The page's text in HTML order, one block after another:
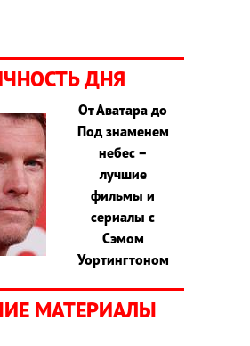
ДНЯ
От Аватара до
Под знаменем
небес –
лучшие
фильмы и
сериалы с
Сэмом
Уортингтоном
МАТЕРИАЛЫ